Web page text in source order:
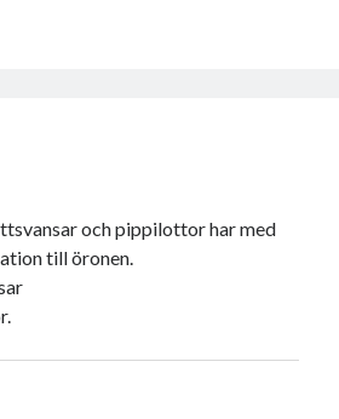
och pippilottor har med
till öronen.